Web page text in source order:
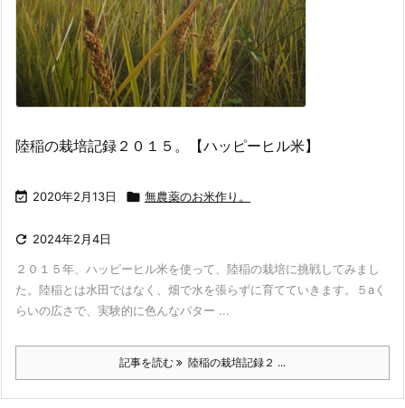
陸稲の栽培記録２０１５。【ハッピーヒル米】
 2020年2月13日  無農薬のお米作り。
 2024年2月4日
２０１５年、ハッピーヒル米を使って、陸稲の栽培に挑戦してみまし
た。陸稲とは水田ではなく、畑で水を張らずに育てていきます。５aく
らいの広さで、実験的に色んなパター ...
記事を読む 陸稲の栽培記録２ ...